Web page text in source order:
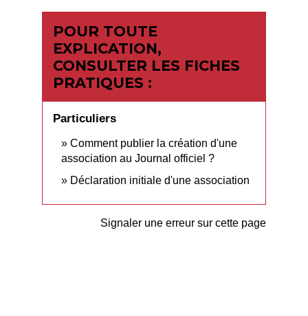
POUR TOUTE
EXPLICATION,
CONSULTER LES FICHES
PRATIQUES :
Particuliers
Comment publier la création d'une
association au Journal officiel ?
Déclaration initiale d'une association
Signaler une erreur sur cette page